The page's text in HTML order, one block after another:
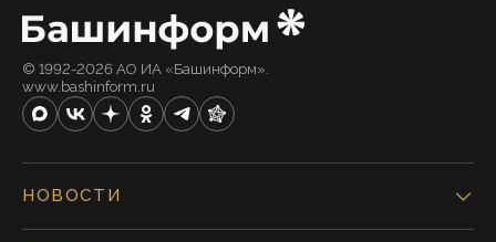
© 1992-2026 АО ИА «Башинформ».
www.bashinform.ru
НОВОСТИ